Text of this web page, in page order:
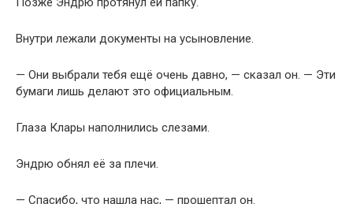
Внутри лежали документы на усыновление.
— Они выбрали тебя ещё очень давно, — сказал он. — Эти
бумаги лишь делают это официальным.
Глаза Клары наполнились слезами.
Эндрю обнял её за плечи.
— Спасибо, что нашла нас, — прошептал он.